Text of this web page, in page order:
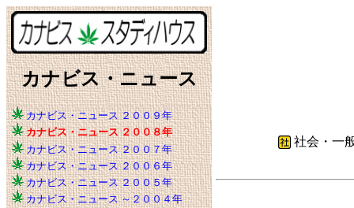
カナビス・ニュース
カナビス・ニュース ２００９年
カナビス・ニュース ２００８年
カナビス・ニュース ２００７年
カナビス・ニュース ２００６年
カナビス・ニュース ２００５年
カナビス・ニュース ～２００４年
社会・一